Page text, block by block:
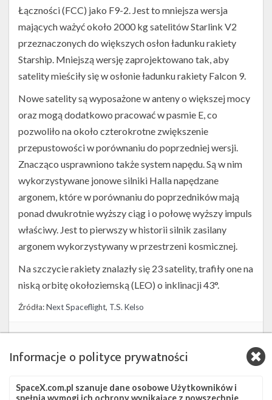
Łączności (FCC) jako F9-2. Jest to mniejsza wersja
mających ważyć około 2000 kg satelitów Starlink V2
przeznaczonych do większych osłon ładunku rakiety
Starship. Mniejszą wersję zaprojektowano tak, aby
satelity mieściły się w osłonie ładunku rakiety Falcon 9.
Nowe satelity są wyposażone w anteny o większej mocy
oraz mogą dodatkowo pracować w pasmie E, co
pozwoliło na około czterokrotne zwiększenie
przepustowości w porównaniu do poprzedniej wersji.
Znacząco usprawniono także system napędu. Są w nim
wykorzystywane jonowe silniki Halla napędzane
argonem, które w porównaniu do poprzedników mają
ponad dwukrotnie wyższy ciąg i o połowę wyższy impuls
właściwy. Jest to pierwszy w historii silnik zasilany
argonem wykorzystywany w przestrzeni kosmicznej.
Na szczycie rakiety znalazły się 23 satelity, trafiły one na
niską orbitę okołoziemską (LEO) o inklinacji 43°.
Źródła:Next Spaceflight, T.S. Kelso
Falcon 9 JRTI LC-39A Starlink
Informacje o polityce prywatności
SpaceX.com.pl szanuje dane osobowe Użytkowników i